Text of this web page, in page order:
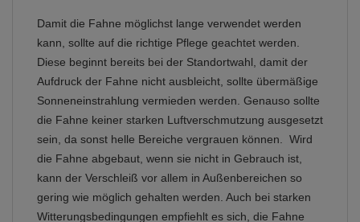
Damit die Fahne möglichst lange verwendet werden
kann, sollte auf die richtige Pflege geachtet werden.
Diese beginnt bereits bei der Standortwahl, damit der
Aufdruck der Fahne nicht ausbleicht, sollte übermäßige
Sonneneinstrahlung vermieden werden. Genauso sollte
die Fahne keiner starken Luftverschmutzung ausgesetzt
sein, da sonst helle Bereiche vergrauen können. Wird
die Fahne abgebaut, wenn sie nicht in Gebrauch ist,
kann der Verschleiß vor allem in Außenbereichen so
gering wie möglich gehalten werden. Auch bei starken
Witterungsbedingungen empfiehlt es sich, die Fahne